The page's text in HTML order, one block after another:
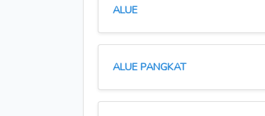
ALUE
ALUE PANGKAT